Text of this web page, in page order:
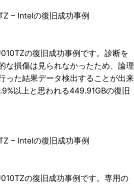
– Intelの復旧成功事例
の復旧成功事例です。診断を
な損傷は見られなかったため、論理
った結果データ検出することが出来
以上と思われる449.91GBの復旧
– Intelの復旧成功事例
の復旧成功事例です。専用の